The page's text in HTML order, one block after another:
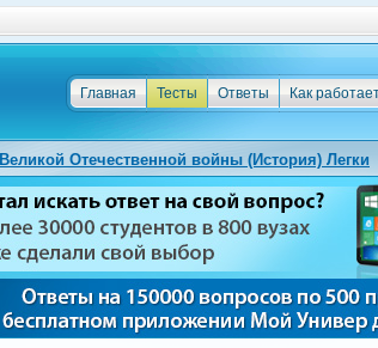
Как
Ответы
Тесты
Главная
Отечественной войны (История) Легки